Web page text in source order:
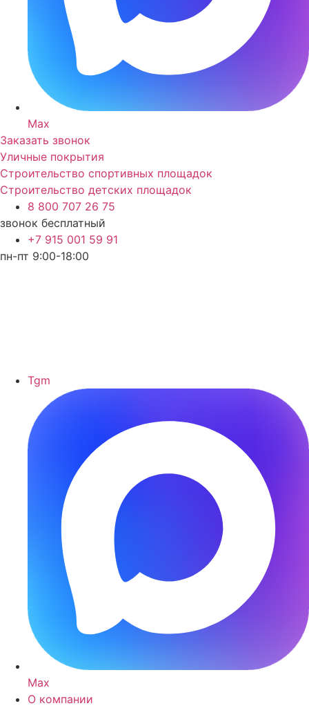
Max
Заказать звонок
Уличные покрытия
Строительство спортивных площадок
Строительство детских площадок
8 800 707 26 75
звонок бесплатный
+7 915 001 59 91
пн-пт 9:00-18:00
Tgm
Max
О компании